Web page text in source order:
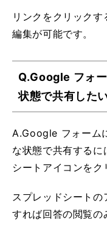
リンクをクリック
編集が可能です。
Q.Google フォ
状態で共有した
A.Google フォーム
な状態で共有する
シートアイコンをク
スプレッドシート
すれば回答の閲覧の